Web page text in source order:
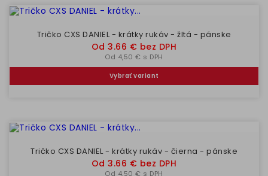
Tričko CXS DANIEL - krátky rukáv - žltá - pánske
Cena
Od 3.66 € bez DPH
Od 4,50 € s DPH
Vybrať variant
Tričko CXS DANIEL - krátky rukáv - čierna - pánske
Cena
Od 3.66 € bez DPH
Od 4,50 € s DPH